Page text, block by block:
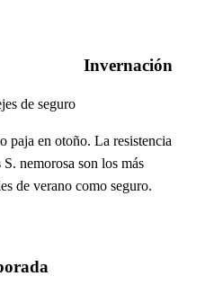
Invernación
de seguro
paja en otoño. La resistencia
nemorosa son los más
de verano como seguro.